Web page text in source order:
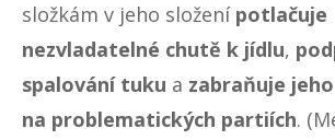
složkám v jeho složení potlačuje
nezvladatelné chutě k jídlu,
spalování tuku a zabraňuje
na problematických partiích.